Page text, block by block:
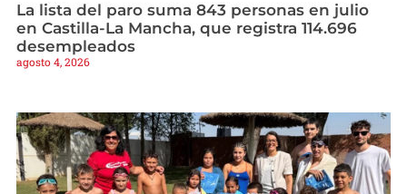
La lista del paro suma 843 personas en julio
en Castilla-La Mancha, que registra 114.696
desempleados
agosto 4, 2026